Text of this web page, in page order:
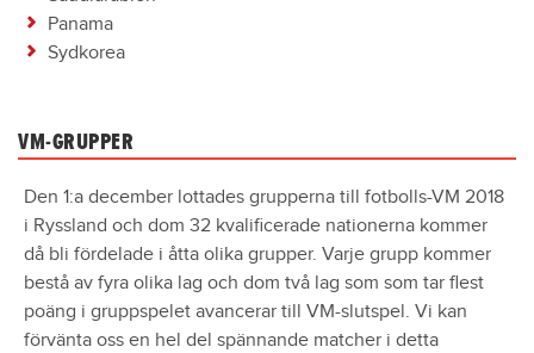
Panama
Sydkorea
VM-GRUPPER
Den 1:a december lottades grupperna till fotbolls-VM 2018
i Ryssland och dom 32 kvalificerade nationerna kommer
då bli fördelade i åtta olika grupper. Varje grupp kommer
bestå av fyra olika lag och dom två lag som som tar flest
poäng i gruppspelet avancerar till VM-slutspel. Vi kan
förvänta oss en hel del spännande matcher i detta